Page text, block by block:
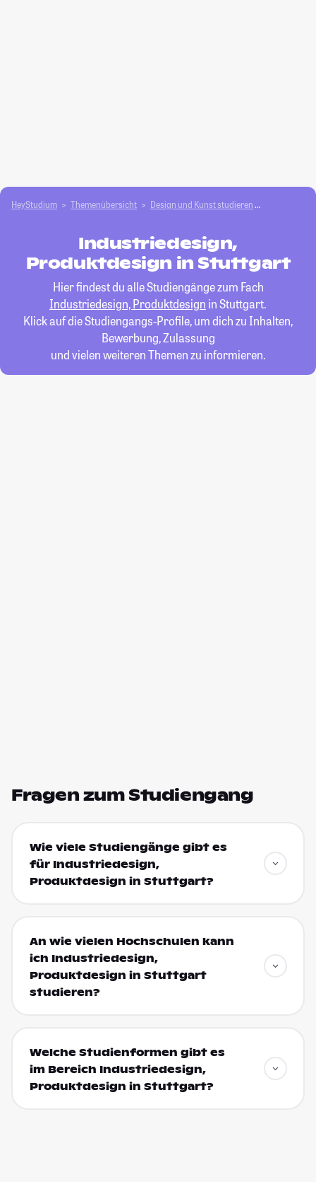
HeyStudium Themenübersicht Design und Kunst studieren
Industriedesign,
Produktdesign in Stuttgart
Hier findest du alle Studiengänge zum Fach
Industriedesign, Produktdesign in Stuttgart.
Klick auf die Studiengangs-Profile, um dich zu Inhalten,
Bewerbung, Zulassung
und vielen weiteren Themen zu informieren.
Fragen zum Studiengang
Wie viele Studiengänge gibt es
für Industriedesign,
Produktdesign in Stuttgart?
An wie vielen Hochschulen kann
ich Industriedesign,
Produktdesign in Stuttgart
studieren?
Welche Studienformen gibt es
im Bereich Industriedesign,
Produktdesign in Stuttgart?